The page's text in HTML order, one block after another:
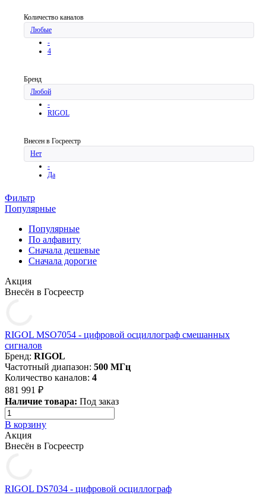
Количество каналов
Любые
-
4
Бренд
Любой
-
RIGOL
Внесен в Госреестр
Нет
-
Да
Фильтр
Популярные
Популярные
По алфавиту
Cначала дешевые
Cначала дорогие
Акция
Внесён в Госреестр
RIGOL MSO7054 - цифровой осциллограф смешанных
сигналов
Бренд: RIGOL
Частотный диапазон: 500 МГц
Количество каналов: 4
881 991 ₽
Наличие товара: Под заказ
В корзину
Акция
Внесён в Госреестр
RIGOL DS7034 - цифровой осциллограф